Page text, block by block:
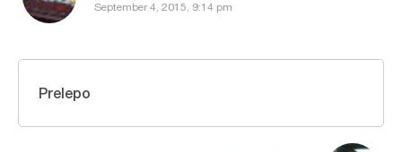
September 4, 2015, 9:14 pm
Prelepo